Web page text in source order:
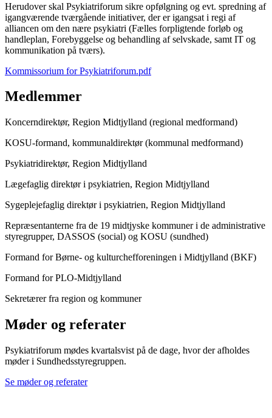
Herudover skal Psykiatriforum sikre opfølgning og evt. spredning af
igangværende tværgående initiativer, der er igangsat i regi af
alliancen om den nære psykiatri (Fælles forpligtende forløb og
handleplan, Forebyggelse og behandling af selvskade, samt IT og
kommunikation på tværs).
Kommissorium for Psykiatriforum.pdf
Medlemmer
Koncerndirektør, Region Midtjylland (regional medformand)
KOSU-formand, kommunaldirektør (kommunal medformand)
Psykiatridirektør, Region Midtjylland
Lægefaglig direktør i psykiatrien, Region Midtjylland
Sygeplejefaglig direktør i psykiatrien, Region Midtjylland
Repræsentanterne fra de 19 midtjyske kommuner i de administrative
styregrupper, DASSOS (social) og KOSU (sundhed)
Formand for Børne- og kulturchefforeningen i Midtjylland (BKF)
Formand for PLO-Midtjylland
Sekretærer fra region og kommuner
Møder og referater
Psykiatriforum mødes kvartalsvist på de dage, hvor der afholdes
møder i Sundhedsstyregruppen.
Se møder og referater